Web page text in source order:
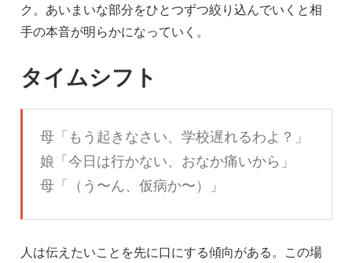
ク。あいまいな部分をひとつずつ絞り込んでいくと相
手の本音が明らかになっていく。
タイムシフト
母「もう起きなさい、学校遅れるわよ？」
娘「今日は行かない、おなか痛いから」
母「（う〜ん、仮病か〜）」
人は伝えたいことを先に口にする傾向がある。この場